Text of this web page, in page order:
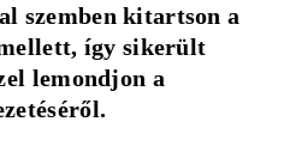
szemben kitartson a
így sikerült
lemondjon a